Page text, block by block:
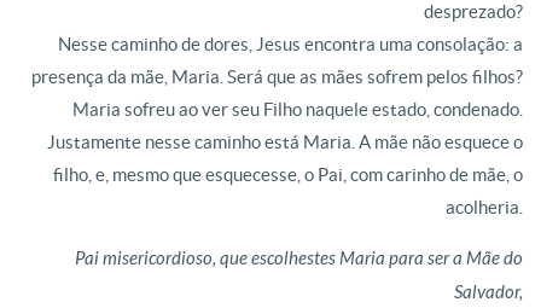
desprezado?
Nesse caminho de dores, Jesus encontra uma consolação: a
presença da mãe, Maria. Será que as mães sofrem pelos filhos?
Maria sofreu ao ver seu Filho naquele estado, condenado.
Justamente nesse caminho está Maria. A mãe não esquece o
filho, e, mesmo que esquecesse, o Pai, com carinho de mãe, o
acolheria.
Pai misericordioso, que escolhestes Maria para ser a Mãe do
Salvador,